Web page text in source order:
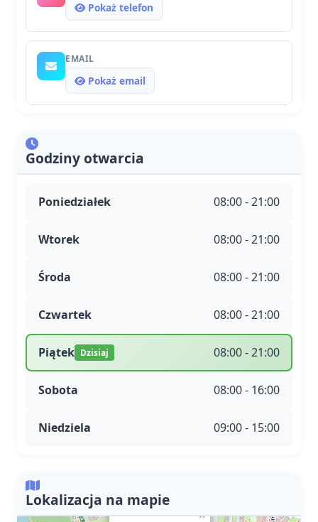
Pokaż telefon
EMAIL
Pokaż email
Godziny otwarcia
Poniedziałek 08:00 - 21:00
Wtorek 08:00 - 21:00
Środa 08:00 - 21:00
Czwartek 08:00 - 21:00
Piątek Dzisiaj 08:00 - 21:00
Sobota 08:00 - 16:00
Niedziela 09:00 - 15:00
Lokalizacja na mapie
×